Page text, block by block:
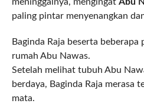
paling pintar menyenangkan
Baginda Raja beserta beberapa
rumah Abu Nawas.
Setelah melihat tubuh Abu
berdaya, Baginda Raja merasa
mata.